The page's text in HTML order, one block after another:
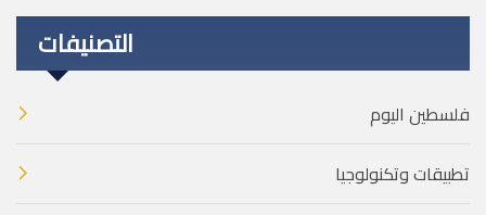
التصنيفات
فلسطين اليوم
تطبيقات وتكنولوجيا